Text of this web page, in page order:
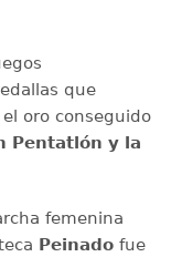
que
oro conseguido
Pentatlón y la
femenina
Peinadofue